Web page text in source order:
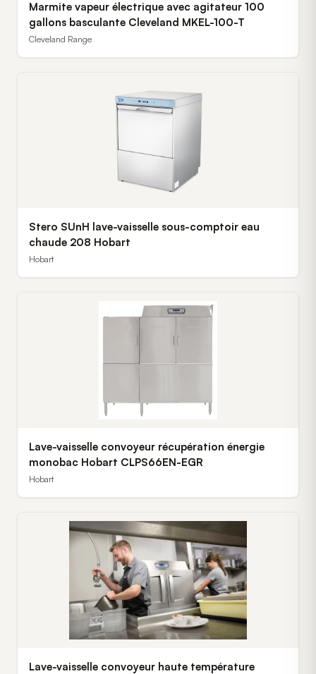
Marmite vapeur électrique avec agitateur 100
gallons basculante Cleveland MKEL-100-T
Cleveland Range
Stero SUnH lave-vaisselle sous-comptoir eau
chaude 208 Hobart
Hobart
Lave-vaisselle convoyeur récupération énergie
monobac Hobart CLPS66EN-EGR
Hobart
Lave-vaisselle convoyeur haute température